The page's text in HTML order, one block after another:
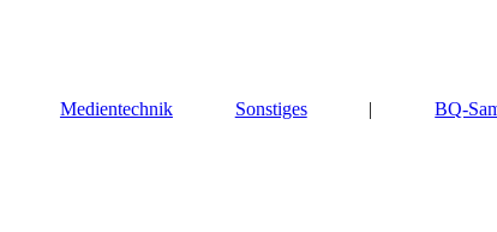
Medientechnik Sonstiges | BQ-